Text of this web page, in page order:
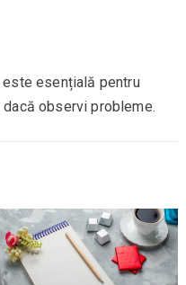
esențială pentru
dacă observi probleme.